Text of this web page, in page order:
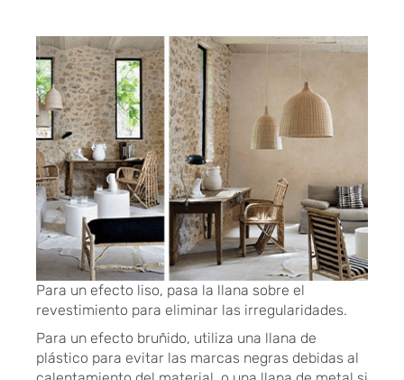
Para un efecto liso, pasa la llana sobre el
revestimiento para eliminar las irregularidades.
Para un efecto bruñido, utiliza una llana de
plástico para evitar las marcas negras debidas al